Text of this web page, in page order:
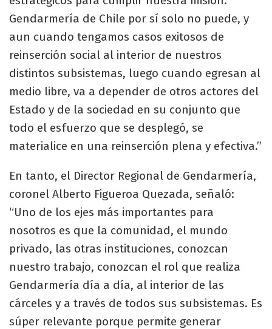
Gendarmería de Chile por sí solo no puede, y
aun cuando tengamos casos exitosos de
reinserción social al interior de nuestros
distintos subsistemas, luego cuando egresan al
medio libre, va a depender de otros actores del
Estado y de la sociedad en su conjunto que
todo el esfuerzo que se desplegó, se
materialice en una reinserción plena y efectiva.”
En tanto, el Director Regional de Gendarmería,
coronel Alberto Figueroa Quezada, señaló:
“Uno de los ejes más importantes para
nosotros es que la comunidad, el mundo
privado, las otras instituciones, conozcan
nuestro trabajo, conozcan el rol que realiza
Gendarmería día a día, al interior de las
cárceles y a través de todos sus subsistemas. Es
súper relevante porque permite generar